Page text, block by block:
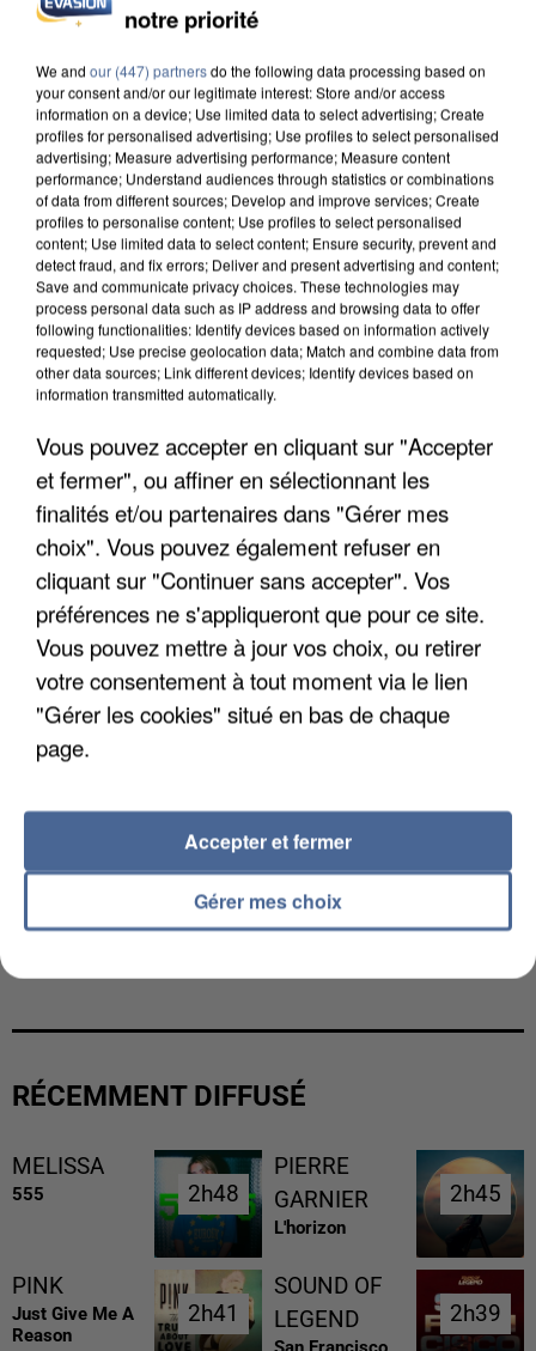
INCENDIES : L’ÎLE-DE-FRANCE LANCE UN ÉLAN
APRÈS TOUTES CES CANICULES, LES REFUGES
DE FAUNE SAUVAGE SONT...
RÉCEMMENT DIFFUSÉ
MELISSA
555 2h48
2h48
PIERRE
GARNIER
L'horizon
2h45
2h45
PINK
Just Give Me A
Reason
2h41
2h41
SOUND OF
LEGEND
2h39
2h39
notre priorité
We and our (447) partnersdo the following data processing based on
your consent and/or our legitimate interest: Store and/or access
information on a device; Use limited data to select advertising; Create
profiles for personalised advertising; Use profiles to select personalised
advertising; Measure advertising performance; Measure content
performance; Understand audiences through statistics or combinations
of data from different sources; Develop and improve services; Create
profiles to personalise content; Use profiles to select personalised
content; Use limited data to select content; Ensure security, prevent and
detect fraud, and fix errors; Deliver and present advertising and content;
Save and communicate privacy choices. These technologies may
process personal data such as IP address and browsing data to offer
following functionalities: Identify devices based on information actively
requested; Use precise geolocation data; Match and combine data from
other data sources; Link different devices; Identify devices based on
information transmitted automatically.
Vous pouvez accepter en cliquant sur "Accepter
et fermer", ou affiner en sélectionnant les
finalités et/ou partenaires dans "Gérer mes
choix". Vous pouvez également refuser en
cliquant sur "Continuer sans accepter". Vos
préférences ne s'appliqueront que pour ce site.
Vous pouvez mettre à jour vos choix, ou retirer
votre consentement à tout moment via le lien
"Gérer les cookies" situé en bas de chaque
page.
Gérer mes choix
Accepter et fermer